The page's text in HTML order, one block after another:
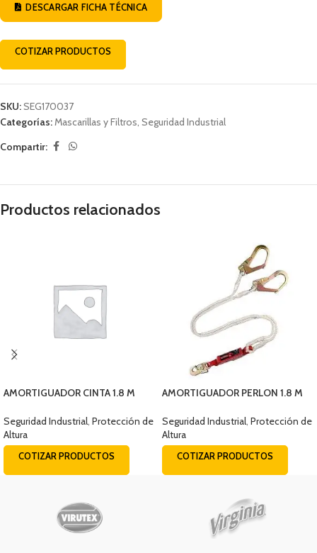
DESCARGAR FICHA TÉCNICA
COTIZAR PRODUCTOS
SKU:SEG170037
Categorías:Mascarillas y Filtros, Seguridad Industrial
Compartir:
Productos relacionados
AMORTIGUADOR CINTA 1.8 M
Seguridad Industrial Protección de
Altura
COTIZAR PRODUCTOS
AMORTIGUADOR PERLON 1.8 M
Seguridad Industrial Protección de
Altura
COTIZAR PRODUCTOS